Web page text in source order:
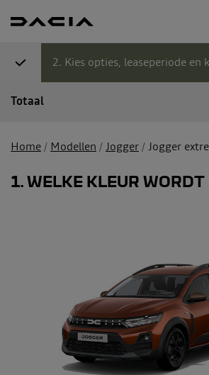
2 Kies opties, leaseperiode en
Totaal
Home Modellen Jogger Jogger
1 WELKE KLEUR WORDT